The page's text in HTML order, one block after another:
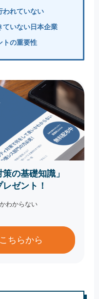
われていない
ていない日本企業
トの重要性
の基礎知識」
ゼント！
わからない
ちらから